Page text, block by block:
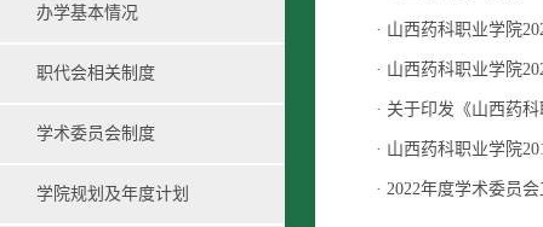
办学基本情况
职代会相关制度
学术委员会制度
学院规划及年度计划
· 山西药科职业学院
· 山西药科职业学院
· 关于印发《山西药
· 山西药科职业学院
· 2022年度学术委员